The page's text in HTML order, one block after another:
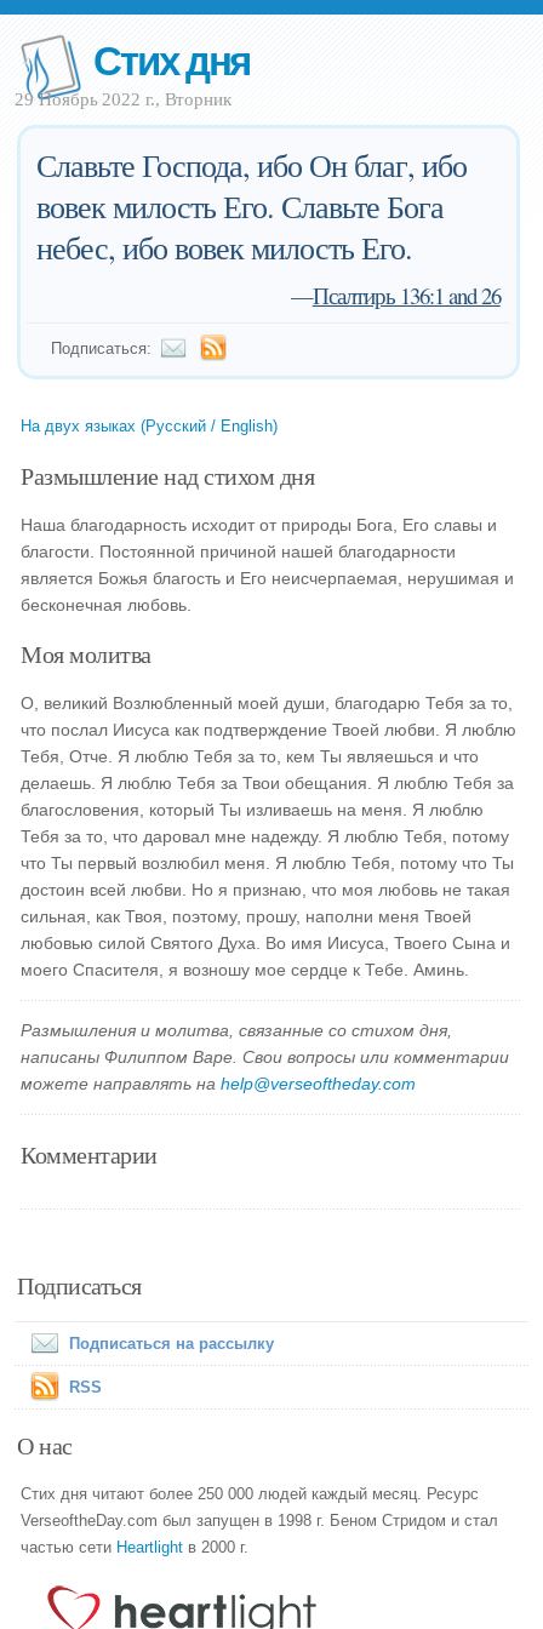
Стих дня
29 Ноябрь 2022 г., Вторник
Славьте Господа, ибо Он благ, ибо
вовек милость Его. Славьте Бога
небес, ибо вовек милость Его.
—Псалтирь 136:1 and 26
Подписаться:
На двух языках (Русский / English)
Размышление над стихом дня
Наша благодарность исходит от природы Бога, Его славы и
благости. Постоянной причиной нашей благодарности
является Божья благость и Его неисчерпаемая, нерушимая и
бесконечная любовь.
Моя молитва
О, великий Возлюбленный моей души, благодарю Тебя за то,
что послал Иисуса как подтверждение Твоей любви. Я люблю
Тебя, Отче. Я люблю Тебя за то, кем Ты являешься и что
делаешь. Я люблю Тебя за Твои обещания. Я люблю Тебя за
благословения, который Ты изливаешь на меня. Я люблю
Тебя за то, что даровал мне надежду. Я люблю Тебя, потому
что Ты первый возлюбил меня. Я люблю Тебя, потому что Ты
достоин всей любви. Но я признаю, что моя любовь не такая
сильная, как Твоя, поэтому, прошу, наполни меня Твоей
любовью силой Святого Духа. Во имя Иисуса, Твоего Сына и
моего Спасителя, я возношу мое сердце к Тебе. Аминь.
Размышления и молитва, связанные со стихом дня,
написаны Филиппом Варе. Свои вопросы или комментарии
можете направлять наhelp@verseoftheday.com
Комментарии
Подписаться
Подписаться на рассылку
RSS
О нас
Стих дня читают более 250 000 людей каждый месяц. Ресурс
VerseoftheDay.com был запущен в 1998 г. Беном Стридом и стал
частью сети Heartlight в 2000 г.